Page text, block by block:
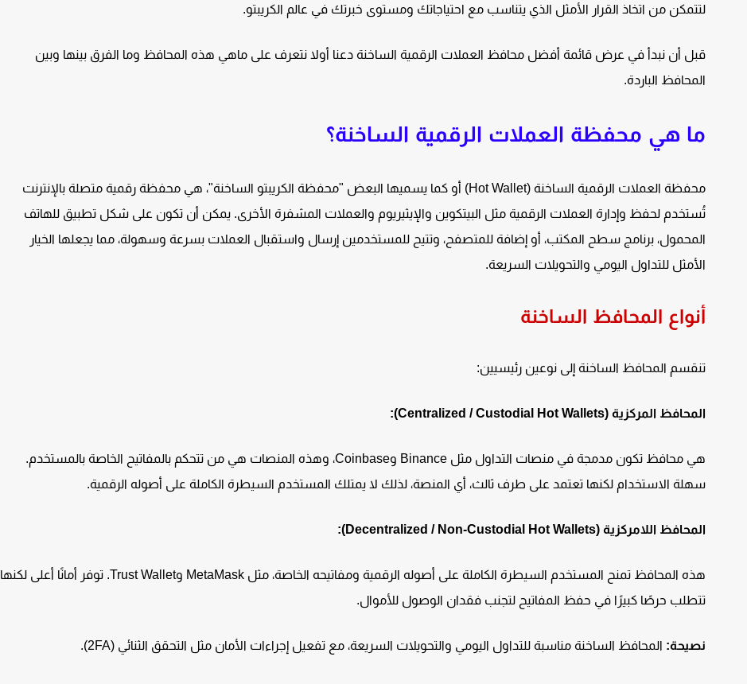
لتتمكن من اتخاذ القرار الأمثل الذي يتناسب مع احتياجاتك ومستوى خبرتك في عالم الكريبتو.
قبل أن نبدأ في عرض قائمة أفضل محافظ العملات الرقمية الساخنة دعنا أولا نتعرف على ماهي هذه المحافظ وما الفرق بينها وبين
المحافظ الباردة.
ما هي محفظة العملات الرقمية الساخنة؟
محفظة العملات الرقمية الساخنة (Hot Wallet) أو كما يسميها البعض "محفظة الكريبتو الساخنة"، هي محفظة رقمية متصلة بالإنترنت
تُستخدم لحفظ وإدارة العملات الرقمية مثل البيتكوين والإيثيريوم والعملات المشفرة الأخرى. يمكن أن تكون على شكل تطبيق للهاتف
المحمول، برنامج سطح المكتب، أو إضافة للمتصفح، وتتيح للمستخدمين إرسال واستقبال العملات بسرعة وسهولة، مما يجعلها الخيار
الأمثل للتداول اليومي والتحويلات السريعة.
أنواع المحافظ الساخنة
تنقسم المحافظ الساخنة إلى نوعين رئيسيين:
المحافظ المركزية (Centralized / Custodial Hot Wallets):
هي محافظ تكون مدمجة في منصات التداول مثل Binance وCoinbase، وهذه المنصات هي من تتحكم بالمفاتيح الخاصة بالمستخدم.
سهلة الاستخدام لكنها تعتمد على طرف ثالث، أي المنصة، لذلك لا يمتلك المستخدم السيطرة الكاملة على أصوله الرقمية.
المحافظ اللامركزية (Decentralized / Non-Custodial Hot Wallets):
هذه المحافظ تمنح المستخدم السيطرة الكاملة على أصوله الرقمية ومفاتيحه الخاصة، مثل MetaMask وTrust Wallet. توفر أمانًا أعلى لكنها
تتطلب حرصًا كبيرًا في حفظ المفاتيح لتجنب فقدان الوصول للأموال.
نصيحة: المحافظ الساخنة مناسبة للتداول اليومي والتحويلات السريعة، مع تفعيل إجراءات الأمان مثل التحقق الثنائي (2FA).